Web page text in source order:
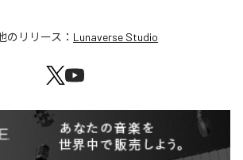
のリリース： Lunaverse Studio